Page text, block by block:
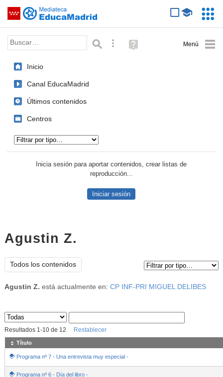
Saltar navegación
Palabra o frase: Búsqueda avanzada
Ayuda
(en
Inicio
Canal EducaMadrid
Últimos contenidos
Centros
Inicia sesión para aportar contenidos, crear listas de
reproducción...
Iniciar sesión
Agustin Z.
Todos los contenidos
Agustin Z. está actualmente en: CP INF-PRI MIGUEL DELIBES
Sus archivos
Resultados 1-10de 12 Restablecer
Título
Programa nº 7 - Una entrevista muy especial -
Programa nº 6 - Día del libro -